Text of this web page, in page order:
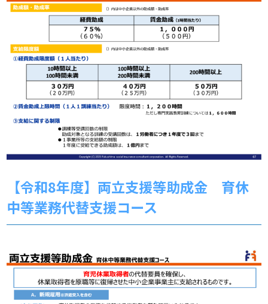
【令和8年度】両立支援等助成金 育休
中等業務代替支援コース